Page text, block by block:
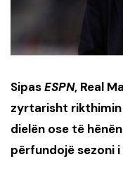
SipasESPN, Real
zyrtarisht
dielën ose të
përfundojë sezoni i